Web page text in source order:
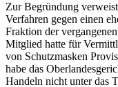
Zur Begründung
Verfahren gegen einen
Fraktion der
Mitglied hatte für
von Schutzmasken
habe das
Handeln nicht unter das